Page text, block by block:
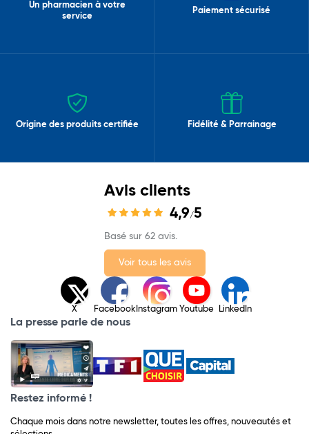
Un pharmacien à votre
service
Paiement sécurisé
Origine des produits certifiée Fidélité & Parrainage
Avis clients
4,9/5
Basé sur 62 avis.
Voir tous les avis
X Facebook Instagram Youtube LinkedIn
La presse parle de nous
Restez informé !
Chaque mois dans notre newsletter, toutes les offres, nouveautés et